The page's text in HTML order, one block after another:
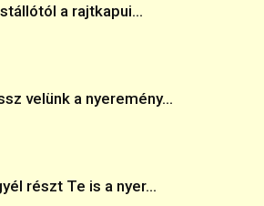
a rajtkapui...
velünk a nyeremény...
részt Te is a nyer...